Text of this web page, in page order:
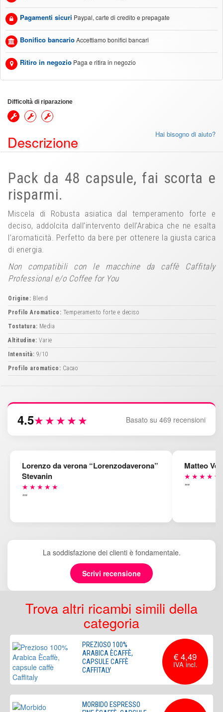
Pagamenti sicuri Paypal, carte di credito e prepagate
Bonifico bancarioAccettiamo bonifici bancari
Ritiro in negozio Paga e ritira in negozio
Difficoltà di riparazione
Hai bisogno di aiuto?
Descrizione
Pack da 48 capsule, fai scorta e
risparmi.
Miscela di Robusta asiatica dal temperamento forte e
deciso, addolcita dall’intervento dell’Arabica che ne esalta
l’aromaticità. Perfetto da bere per ottenere la giusta carica
di energia.
Non compatibili con le macchine da caffè Caffitaly
Professional e/o Coffee for You
Origine: Blend
Profilo Aromatico: Temperamento forte e deciso
Tostatura: Media
Altitudine: Varie
Intensità: 9/10
Profilo aromatico: Cacao
4.5★★★★★ Basato su 469 recensioni
Lorenzo da verona “Lorenzodaverona”
Stevanin
★★★★★
""
Matteo
★★★★★
""
La soddisfazione dei clienti è fondamentale.
Scrivi recensione
Trova altri ricambi simili della
categoria
PREZIOSO 100%
ARABICA ÈCAFFÈ,
CAPSULE CAFFÈ
CAFFITALY
€ 4,49
MORBIDO ESPRESSO